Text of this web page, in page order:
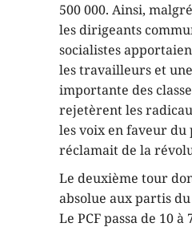
500 000. Ainsi,
les dirigeants
socialistes
les travailleurs et
importante des
rejetèrent les
les voix en faveur du
réclamait de la
Le deuxième tour
absolue aux partis
Le PCF passa de 10 à